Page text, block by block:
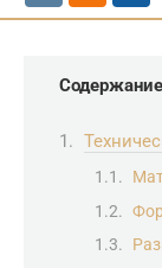
Содержание